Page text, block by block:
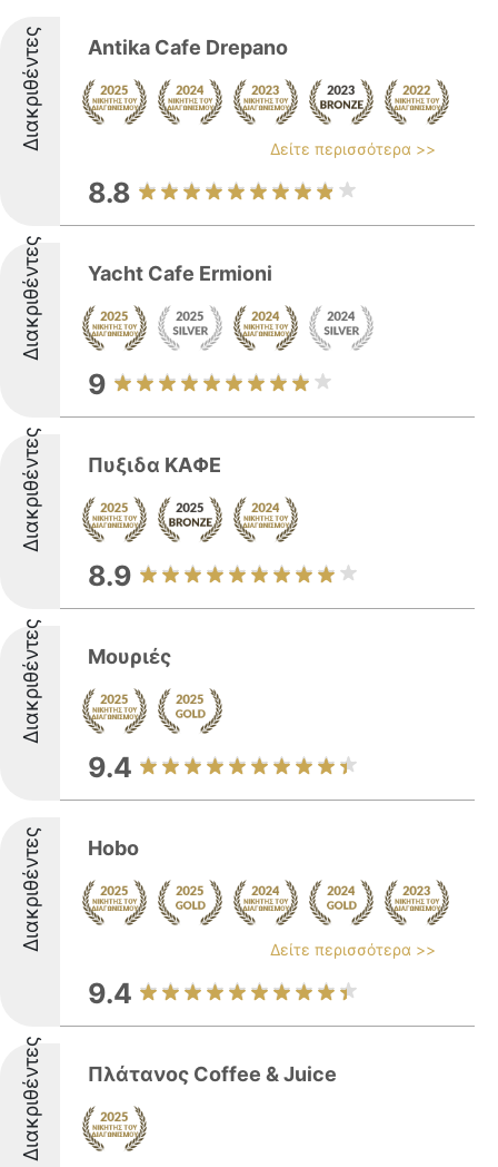
Διακριθέντες Antika Cafe Drepano
Δείτε περισσότερα >>
8.8
Διακριθέντες Yacht Cafe Ermioni
9
Διακριθέντες Πυξιδα ΚΑΦΕ
8.9
Διακριθέντες Μουριές
9.4
Διακριθέντες Hobo
Δείτε περισσότερα >>
9.4
Διακριθέντες Πλάτανος Coffee & Juice